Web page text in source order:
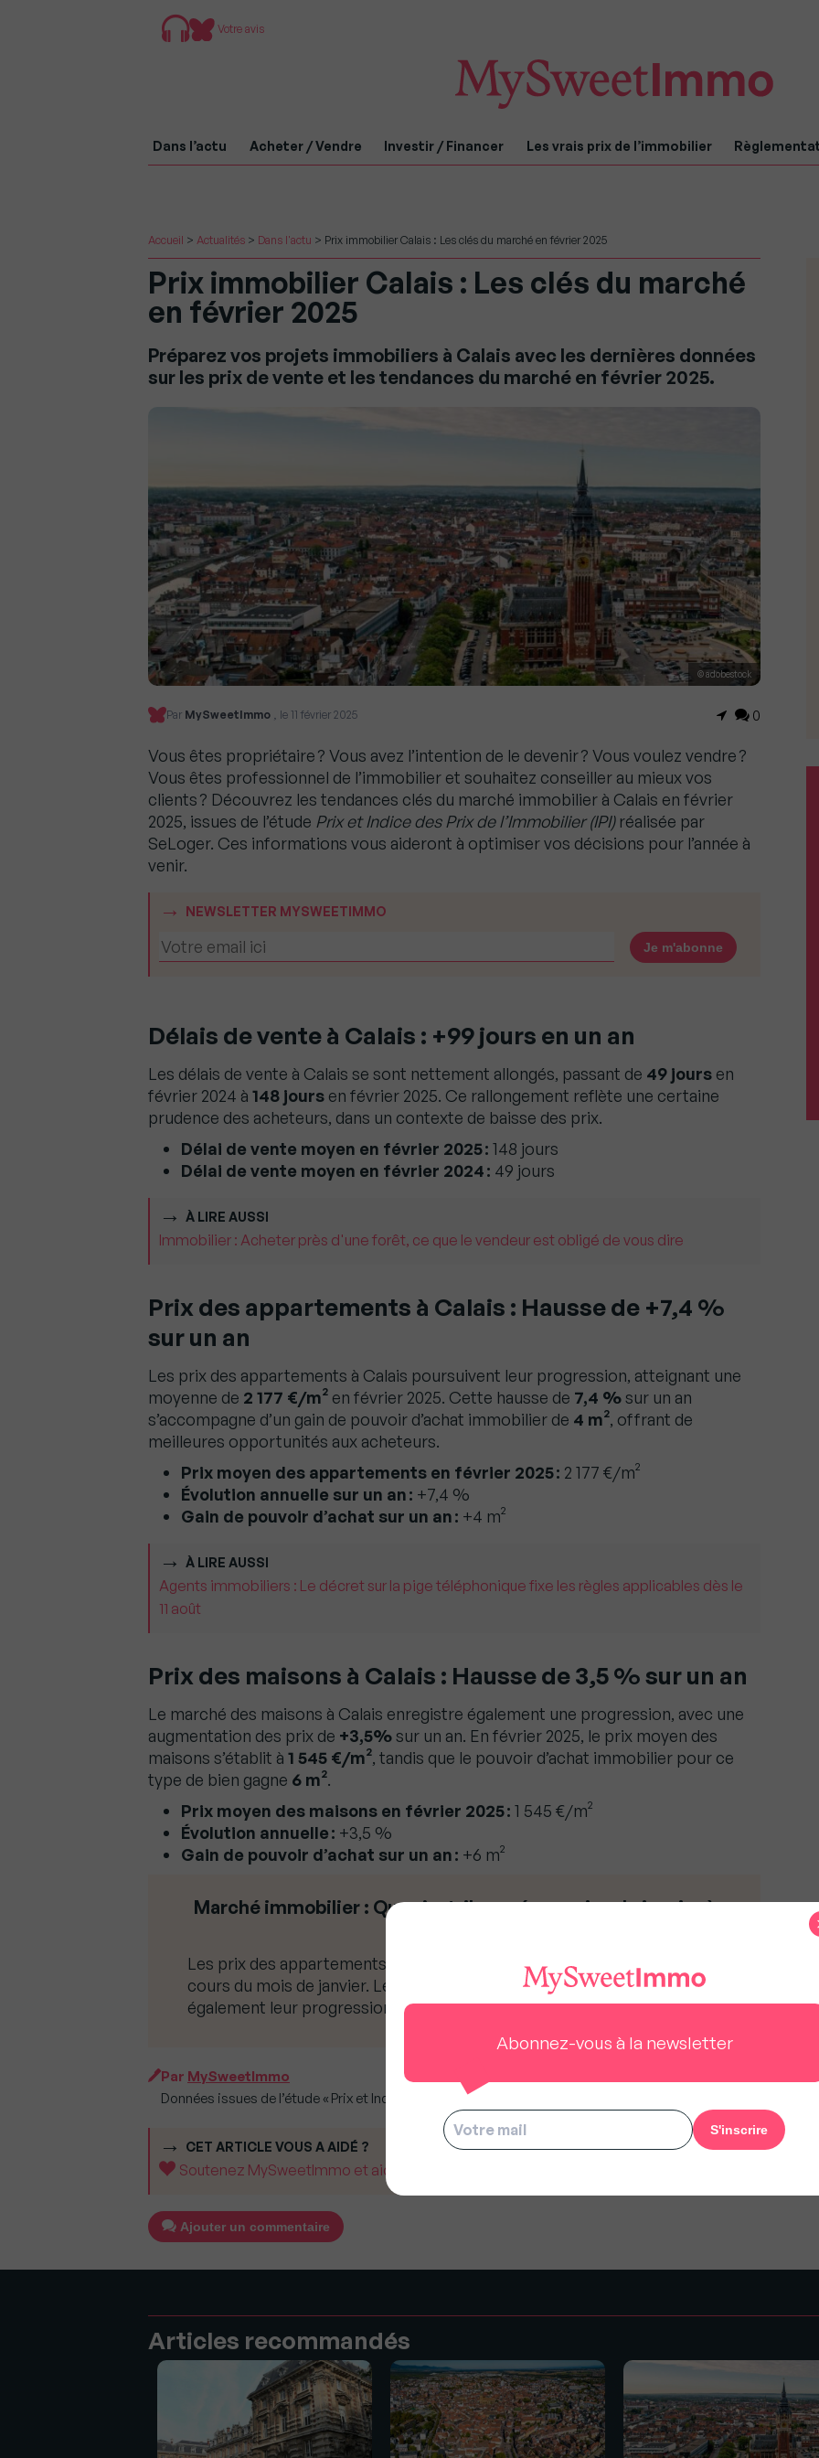
Votre avis
Dans l’actu Acheter / Vendre Investir / Financer Les vrais prix de l’immobilier
Accueil > Actualités > Dans l'actu > Prix immobilier Calais : Les clés du marché en février 2025
Prix immobilier Calais : Les clés du marché
en février 2025
Préparez vos projets immobiliers à Calais avec les dernières données
sur les prix de vente et les tendances du marché en février 2025.
© adobestock
Par MySweetImmo , le 11 février 2025 0
Vous êtes propriétaire ? Vous avez l’intention de le devenir ? Vous voulez vendre ?
Vous êtes professionnel de l’immobilier et souhaitez conseiller au mieux vos
clients ? Découvrez les tendances clés du marché immobilier à Calais en février
2025, issues de l’étude Prix et Indice des Prix de l’Immobilier (IPI)réalisée par
SeLoger. Ces informations vous aideront à optimiser vos décisions pour l’année à
venir.
NEWSLETTER MYSWEETIMMO
Délais de vente à Calais : +99 jours en un an
Les délais de vente à Calais se sont nettement allongés, passant de 49 jours en
février 2024 à 148 jours en février 2025. Ce rallongement reflète une certaine
prudence des acheteurs, dans un contexte de baisse des prix.
Délai de vente moyen en février 2025 : 148 jours
Délai de vente moyen en février 2024 : 49 jours
À LIRE AUSSI
Immobilier : Acheter près d'une forêt, ce que le vendeur est obligé de vous dire
Prix des appartements à Calais : Hausse de +7,4 %
sur un an
Les prix des appartements à Calais poursuivent leur progression, atteignant une
moyenne de 2 177 €/m² en février 2025. Cette hausse de 7,4 %sur un an
s’accompagne d’un gain de pouvoir d’achat immobilier de 4 m², offrant de
meilleures opportunités aux acheteurs.
Prix moyen des appartements en février 2025 : 2 177 €/m²
Évolution annuelle sur un an : +7,4 %
Gain de pouvoir d’achat sur un an : +4 m²
À LIRE AUSSI
Agents immobiliers : Le décret sur la pige téléphonique fixe les règles applicables dès le
11 août
Prix des maisons à Calais : Hausse de 3,5 % sur un an
Le marché des maisons à Calais enregistre également une progression, avec une
augmentation des prix de +3,5%sur un an. En février 2025, le prix moyen des
maisons s’établit à 1 545 €/m², tandis que le pouvoir d’achat immobilier pour ce
type de bien gagne 6 m².
Prix moyen des maisons en février 2025 : 1 545 €/m²
Évolution annuelle : +3,5 %
Gain de pouvoir d’achat sur un an : +6 m²
Marché immobilier : Que s’est-il passé au moins de janvier à
Les prix des appartements ont légèrement progressé de + 0,8 %
cours du mois de janvier. Les maisons, quant à elles, poursuivent
également leur progression avec une hausse de+1,1 %sur un mois.
Par MySweetImmo
Données issues de l’étude « Prix et Indice des Prix de l’Immobilier (IPI) SeLoger au 1ᵉʳ février 2025 .
CET ARTICLE VOUS A AIDÉ ?
Soutenez MySweetImmo et aidez-nous à rester gratuit pour tous.
Ajouter un commentaire
Articles recommandés
Abonnez-vous à la newsletter